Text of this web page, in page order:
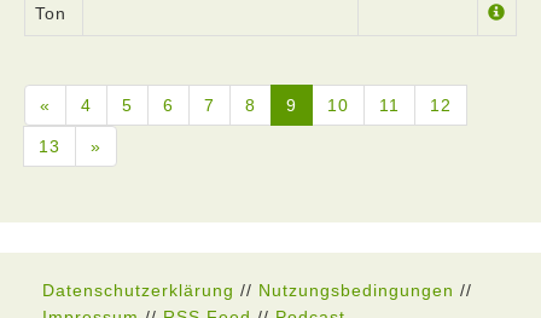
Ton
« 4 5 6 7 8 9 10 11 12
13 »
Datenschutzerklärung // Nutzungsbedingungen //